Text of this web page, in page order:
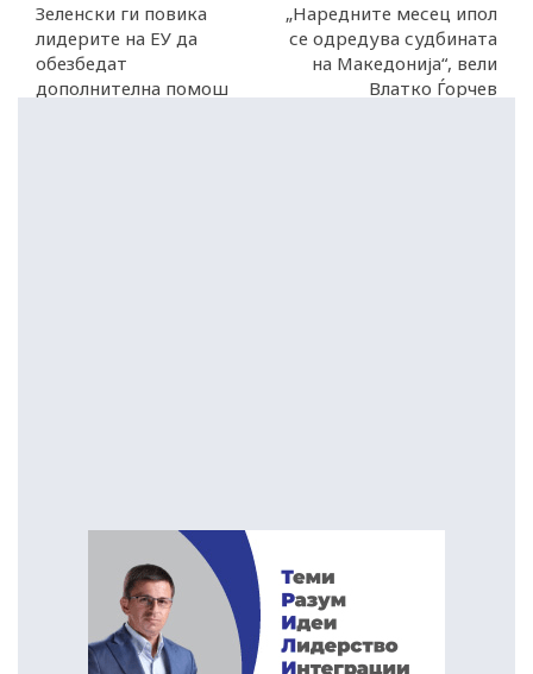
Зеленски ги повика
лидерите на ЕУ да
обезбедат
дополнителна помош
„Наредните месец ипол
се одредува судбината
на Македонија“, вели
Влатко Ѓорчев